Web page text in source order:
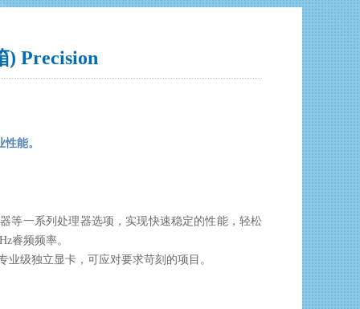
) Precision
能。
一系列处理器选项，实现快速稳定的性能，轻松
睿频频率。
级独立显卡，可应对要求苛刻的项目。